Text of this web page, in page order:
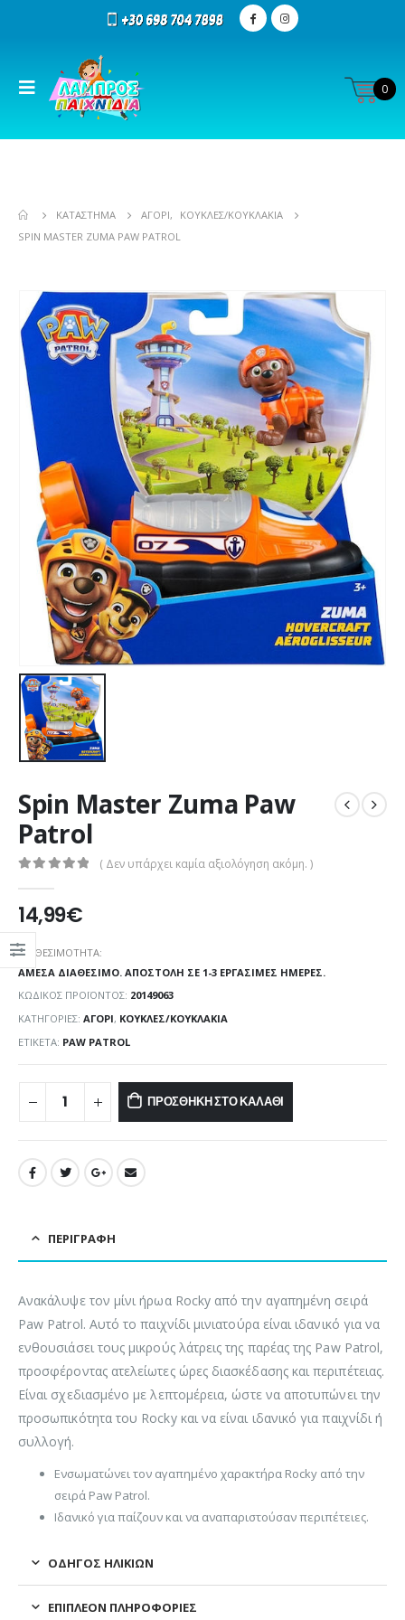
0
ΚΑΤΆΣΤΗΜΑ ΑΓΌΡΙ,
ΚΟΎΚΛΕΣ/ΚΟΥΚΛΆΚΙΑ
SPIN MASTER ZUMA PAW PATROL
Spin Master Zuma Paw
Patrol
( Δεν υπάρχει καμία αξιολόγηση ακόμη. )
14,99€
ΔΙΑΘΕΣΙΜΌΤΗΤΑ:
ΆΜΕΣΑ ΔΙΑΘΈΣΙΜΟ. ΑΠΟΣΤΟΛΉ ΣΕ 1-3 ΕΡΓΆΣΙΜΕΣ ΗΜΈΡΕΣ.
ΚΩΔΙΚΌΣ ΠΡΟΪΌΝΤΟΣ: 20149063
ΚΑΤΗΓΟΡΊΕΣ: ΑΓΌΡΙ, ΚΟΎΚΛΕΣ/ΚΟΥΚΛΆΚΙΑ
ΕΤΙΚΈΤΑ: PAW PATROL
ΠΡΟΣΘΉΚΗ ΣΤΟ ΚΑΛΆΘΙ
ΠΕΡΙΓΡΑΦΉ
Ανακάλυψε τον μίνι ήρωα Rocky από την αγαπημένη σειρά
Paw Patrol. Αυτό το παιχνίδι μινιατούρα είναι ιδανικό για να
ενθουσιάσει τους μικρούς λάτρεις της παρέας της Paw Patrol,
προσφέροντας ατελείωτες ώρες διασκέδασης και περιπέτειας.
Είναι σχεδιασμένο με λεπτομέρεια, ώστε να αποτυπώνει την
προσωπικότητα του Rocky και να είναι ιδανικό για παιχνίδι ή
συλλογή.
Ενσωματώνει τον αγαπημένο χαρακτήρα Rocky από την
σειρά Paw Patrol.
Ιδανικό για παίζουν και να αναπαριστούσαν περιπέτειες.
ΟΔΗΓΌΣ ΗΛΙΚΙΏΝ
ΕΠΙΠΛΈΟΝ ΠΛΗΡΟΦΟΡΊΕΣ